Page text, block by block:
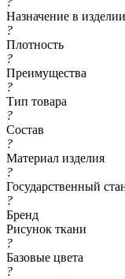
Назначение в изделии
?
Плотность
?
Преимущества
?
Тип товара
?
Состав
?
Материал изделия
?
Государственный
?
Бренд
Рисунок ткани
?
Базовые цвета
?